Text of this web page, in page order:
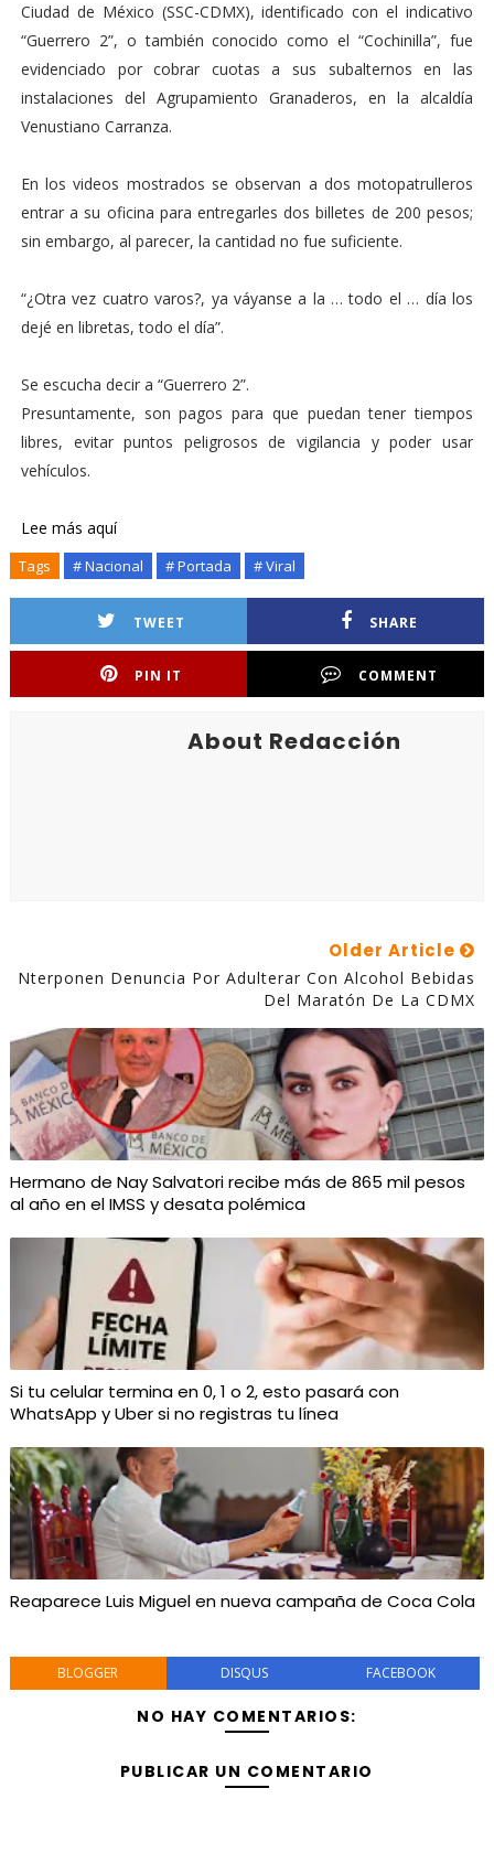
Ciudad de México (SSC-CDMX), identificado con el indicativo
“Guerrero 2”, o también conocido como el “Cochinilla”, fue
evidenciado por cobrar cuotas a sus subalternos en las
instalaciones del Agrupamiento Granaderos, en la alcaldía
Venustiano Carranza.
En los videos mostrados se observan a dos motopatrulleros
entrar a su oficina para entregarles dos billetes de 200 pesos;
sin embargo, al parecer, la cantidad no fue suficiente.
“¿Otra vez cuatro varos?, ya váyanse a la … todo el … día los
dejé en libretas, todo el día”.
Se escucha decir a “Guerrero 2”.
Presuntamente, son pagos para que puedan tener tiempos
libres, evitar puntos peligrosos de vigilancia y poder usar
vehículos.
Lee más aquí
Tags # Nacional # Portada # Viral
TWEET SHARE
PIN IT COMMENT
About Redacción
Older Article
Nterponen Denuncia Por Adulterar Con Alcohol Bebidas
Del Maratón De La CDMX
Hermano de Nay Salvatori recibe más de 865 mil pesos
al año en el IMSS y desata polémica
Si tu celular termina en 0, 1 o 2, esto pasará con
WhatsApp y Uber si no registras tu línea
Reaparece Luis Miguel en nueva campaña de Coca Cola
BLOGGER DISQUS FACEBOOK
NO HAY COMENTARIOS:
PUBLICAR UN COMENTARIO